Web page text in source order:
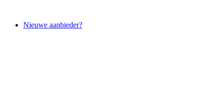
Nieuwe aanbieder?